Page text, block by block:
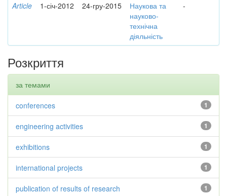
Article 1-січ-2012 24-гру-2015
Наукова та
науково-
технічна
діяльність
-
Розкриття
за темами
1
conferences
1
engineering activities
1
exhibitions
1
international projects
1
publication of results of research